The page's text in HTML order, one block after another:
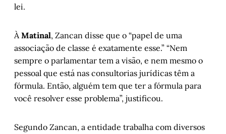
lei.
ÀMatinal, Zancan disse que o “papel de uma
associação de classe é exatamente esse.” “Nem
sempre o parlamentar tem a visão, e nem mesmo o
pessoal que está nas consultorias jurídicas têm a
fórmula. Então, alguém tem que ter a fórmula para
você resolver esse problema”, justificou.
Segundo Zancan, a entidade trabalha com diversos